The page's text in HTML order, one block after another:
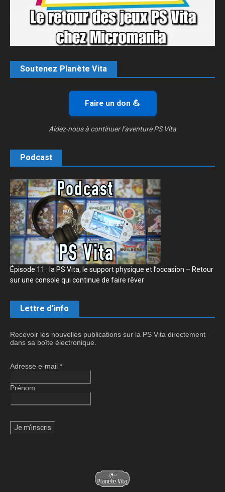
Soutenez Planète Vita
Faire un don 💪
Aidez-nous à continuer l’aventure PS Vita
Podcast
Épisode 11 : la PS Vita, le support physique et l’occasion – Retour
sur une console qui continue de faire rêver
Lettre d'info
Recevoir les nouvelles publications sur la PS Vita directement
dans sa boîte électronique.
Adresse e-mail *
Prénom